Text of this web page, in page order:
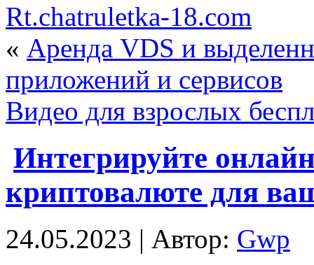
Rt.chatruletka-18.com
« Аренда VDS и
приложений и сервисов
Видео для взрослых
Интегрируйте
криптовалюте для
24.05.2023 | Автор: Gwp